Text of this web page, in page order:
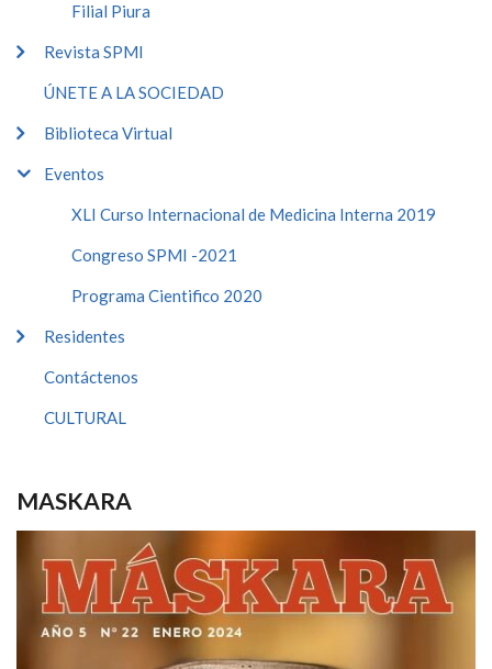
Filial Piura
Revista SPMI
ÚNETE A LA SOCIEDAD
Biblioteca Virtual
Eventos
XLI Curso Internacional de Medicina Interna 2019
Congreso SPMI -2021
Programa Cientifico 2020
Residentes
Contáctenos
CULTURAL
MASKARA